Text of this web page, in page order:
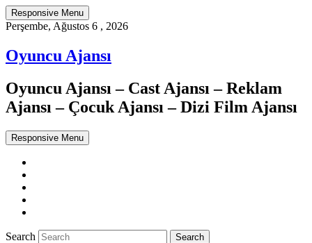
Responsive Menu
Perşembe, Ağustos 6 , 2026
Oyuncu Ajansı
Oyuncu Ajansı – Cast Ajansı – Reklam
Ajansı – Çocuk Ajansı – Dizi Film Ajansı
Responsive Menu
Search